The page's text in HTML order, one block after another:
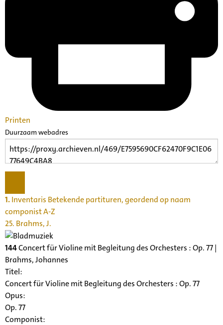
Printen
Duurzaam webadres
1.Inventaris Betekende partituren, geordend op naam
componist A-Z
25. Brahms, J.
144Concert für Violine mit Begleitung des Orchesters : Op. 77 |
Brahms, Johannes
Titel:
Concert für Violine mit Begleitung des Orchesters : Op. 77
Opus:
Op. 77
Componist: